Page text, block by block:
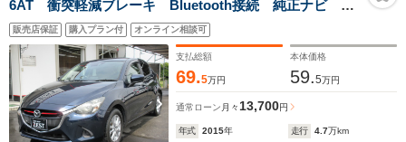
6AT 衝突軽減ブレーキ Bluetooth接続 純正ナビ バ
ックカメラ TV プッシュスタート アルミホイール
フォグランプ エアコン パワステ エアバッグ
販売店保証 購入プラン付 オンライン相談可
支払総額
69.5万円
本体価格
59.5万円
通常ローン 月々13,700円
年式 2015年 走行 4.7万km